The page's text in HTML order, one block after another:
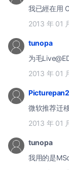
2013 年 01
tunopa
为毛
2013 年 01
Picturepan2
微软推荐迁
2013 年 01
tunopa
我用的是